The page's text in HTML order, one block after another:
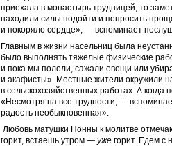
приехала в монастырь трудницей, то
находили силы подойти и попросить
и покоряло сердце», — вспоминает
Главным в жизни насельниц была
было выполнять тяжелые физические
и пока мы пололи, сажали овощи или
и акафисты». Местные жители окружили
в сельскохозяйственных работах. А
«Несмотря на все трудности, —
радость необыкновенная».
Любовь матушки Нонны к молитве
горит, встаешь утром — уже горит. Едем с